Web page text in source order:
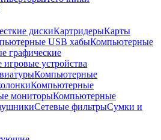
дискиКартридерыКарты
USB хабыКомпьютерные
графические
устройства
Компьютерные
Компьютерные
мониторыКомпьютерные
Сетевые фильтрыСумки и